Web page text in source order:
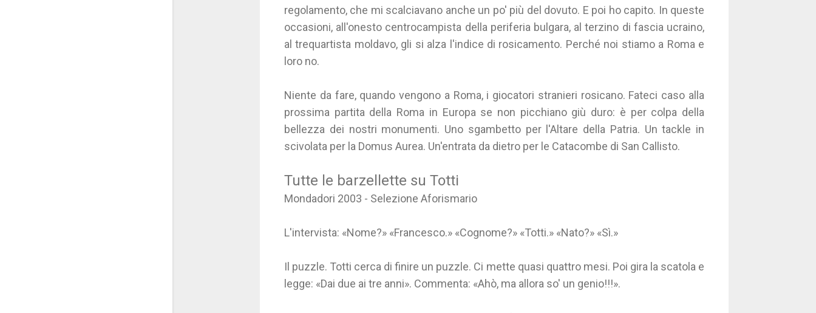
regolamento, che mi scalciavano anche un po' più del dovuto. E poi ho capito. In queste
occasioni, all'onesto centrocampista della periferia bulgara, al terzino di fascia ucraino,
al trequartista moldavo, gli si alza l'indice di rosicamento. Perché noi stiamo a Roma e
loro no.
Niente da fare, quando vengono a Roma, i giocatori stranieri rosicano. Fateci caso alla
prossima partita della Roma in Europa se non picchiano giù duro: è per colpa della
bellezza dei nostri monumenti. Uno sgambetto per l'Altare della Patria. Un tackle in
scivolata per la Domus Aurea. Un'entrata da dietro per le Catacombe di San Callisto.
Tutte le barzellette su Totti
Mondadori 2003 - Selezione Aforismario
L'intervista: «Nome?» «Francesco.» «Cognome?» «Totti.» «Nato?» «Sì.»
Il puzzle. Totti cerca di finire un puzzle. Ci mette quasi quattro mesi. Poi gira la scatola e
legge: «Dai due ai tre anni». Commenta: «Ahò, ma allora so' un genio!!!».